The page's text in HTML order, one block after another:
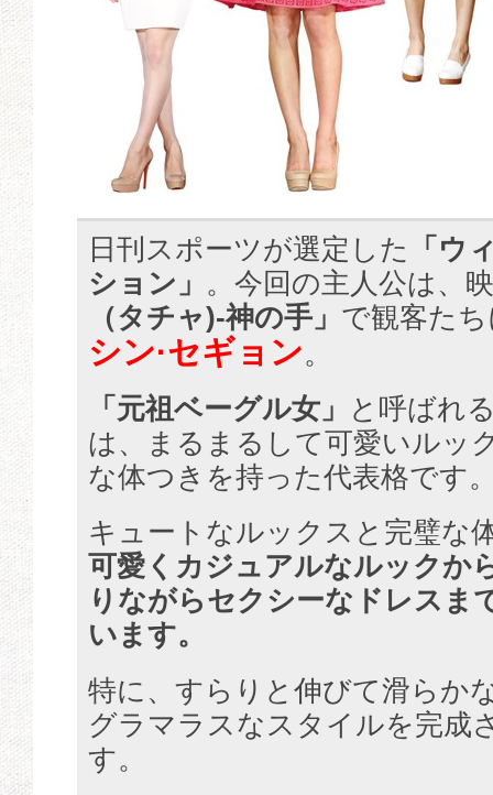
日刊スポーツが選定した
「ウ
ション」 。今回の主人公は、
（タチャ)-神の手」 で観客た
シン·セギョン。
「元祖ベーグル女」 と呼ばれ
は、まるまるして可愛いルッ
な体つきを持った代表格です
キュートなルックスと完璧な
可愛くカジュアルなルックか
りながらセクシーなドレスま
います。
特に、すらりと伸びて滑らか
グラマラスなスタイルを完成
す。